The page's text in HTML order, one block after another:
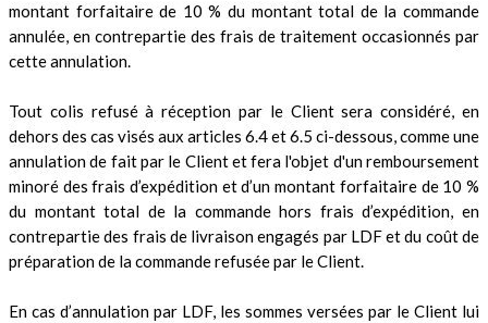
montant forfaitaire de 10 % du montant total de la commande
annulée, en contrepartie des frais de traitement occasionnés par
cette annulation.
Tout colis refusé à réception par le Client sera considéré, en
dehors des cas visés aux articles 6.4 et 6.5 ci-dessous, comme une
annulation de fait par le Client et fera l'objet d'un remboursement
minoré des frais d’expédition et d’un montant forfaitaire de 10 %
du montant total de la commande hors frais d’expédition, en
contrepartie des frais de livraison engagés par LDF et du coût de
préparation de la commande refusée par le Client.
En cas d’annulation par LDF, les sommes versées par le Client lui